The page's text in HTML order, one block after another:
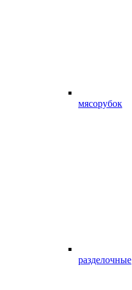
мясорубок
разделочные